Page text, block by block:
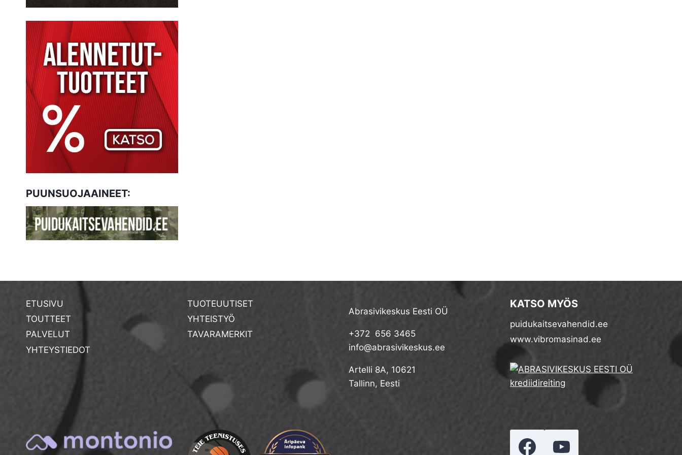
PUUNSUOJAAINEET:
ETUSIVU
TOUTTEET
PALVELUT
YHTEYSTIEDOT
TUOTEUUTISET
YHTEISTYÖ
TAVARAMERKIT
Abrasivikeskus Eesti OÜ
+372 656 3465
info@abrasivikeskus.ee
Artelli 8A, 10621
Tallinn, Eesti
KATSO MYÖS
puidukaitsevahendid.ee
www.vibromasinad.ee